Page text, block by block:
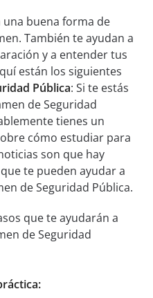
buena forma de
También te ayudan a
y a entender tus
están los siguientes
Pública: Si te estás
de Seguridad
tienes un
cómo estudiar para
son que hay
te pueden ayudar a
de Seguridad Pública.
que te ayudarán a
de Seguridad